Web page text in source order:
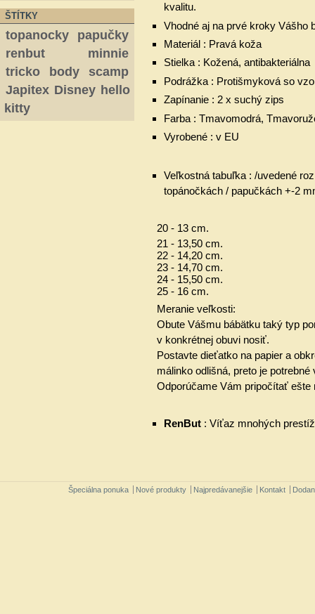
ŠTÍTKY
topanocky
papučky
renbut
minnie
tricko
body
scamp
Japitex Disney hello
kitty
kvalitu.
Vhodné aj na prvé kroky Vášho
Materiál : Pravá koža
Stielka : Kožená, antibakteriálna
Podrážka : Protišmyková so
Zapínanie : 2 x suchý zips
Farba : Tmavomodrá,
Vyrobené : v EU
Veľkostná tabuľka : /uvedené
topánočkách / papučkách +-2
20 - 13 cm.
21 - 13,50 cm.
22 - 14,20 cm.
23 - 14,70 cm.
24 - 15,50 cm.
25 - 16 cm.
Meranie veľkosti:
Obute Vášmu bábätku taký typ
v konkrétnej obuvi nosiť.
Postavte dieťatko na papier a
málinko odlišná, preto je
Odporúčame Vám pripočítať ešte
RenBut : Víťaz mnohých
Špeciálna ponuka Nové produkty Najpredávanejšie Kontakt